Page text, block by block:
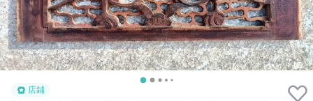
店鋪